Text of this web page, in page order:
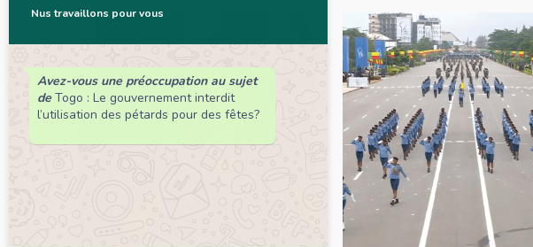
Nus travaillons pour vous
Avez-vous une préoccupation au sujet
de Togo : Le gouvernement interdit
l’utilisation des pétards pour des fêtes?